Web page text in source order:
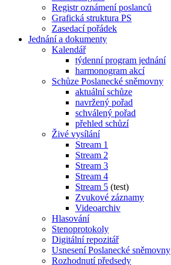
Registr oznámení poslanců
Grafická struktura PS
Zasedací pořádek
Jednání a dokumenty
Kalendář
týdenní program jednání
harmonogram akcí
Schůze Poslanecké sněmovny
aktuální schůze
navržený pořad
schválený pořad
přehled schůzí
Živé vysílání
Stream 1
Stream 2
Stream 3
Stream 4
Stream 5 (test)
Zvukové záznamy
Videoarchiv
Hlasování
Stenoprotokoly
Digitální repozitář
Usnesení Poslanecké sněmovny
Rozhodnutí předsedy